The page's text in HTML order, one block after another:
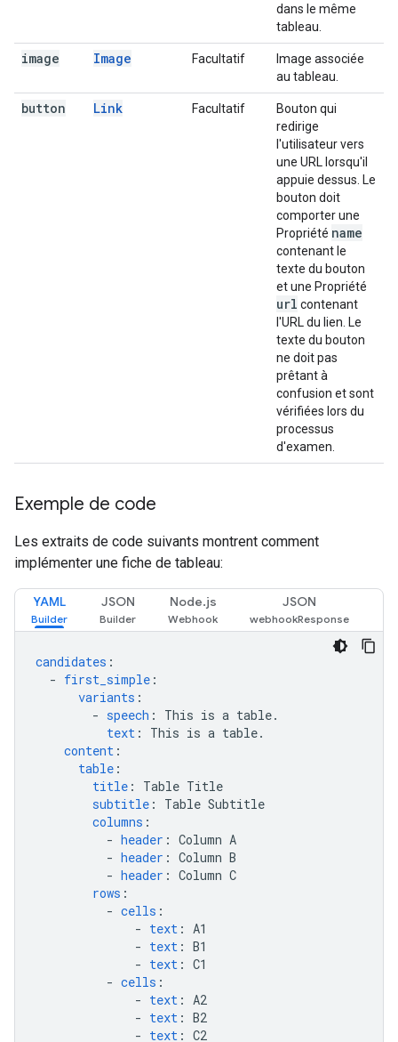
dans le même
tableau.
image Image Facultatif
Image associée
au tableau.
button Link Facultatif
Bouton qui
redirige
l'utilisateur vers
une URL lorsqu'il
appuie dessus. Le
bouton doit
comporter une
Propriété name
contenant le
texte du bouton
et une Propriété
url contenant
l'URL du lien. Le
texte du bouton
ne doit pas
prêtant à
confusion et sont
vérifiées lors du
processus
d'examen.
Exemple de code
Les extraits de code suivants montrent comment
implémenter une fiche de tableau:
YAML JSON Node.js JSON
candidates :
- first_simple :
variants :
- speech :
This is a table.
text :
This is a table.
content :
table :
title :
Table Title
subtitle :
Table Subtitle
columns :
- header : Column A
- header : Column B
- header : Column C
rows :
- cells :
- text :
A1
- text : B1
- text : C1
- cells :
- text :
A2
- text : B2
- text : C2